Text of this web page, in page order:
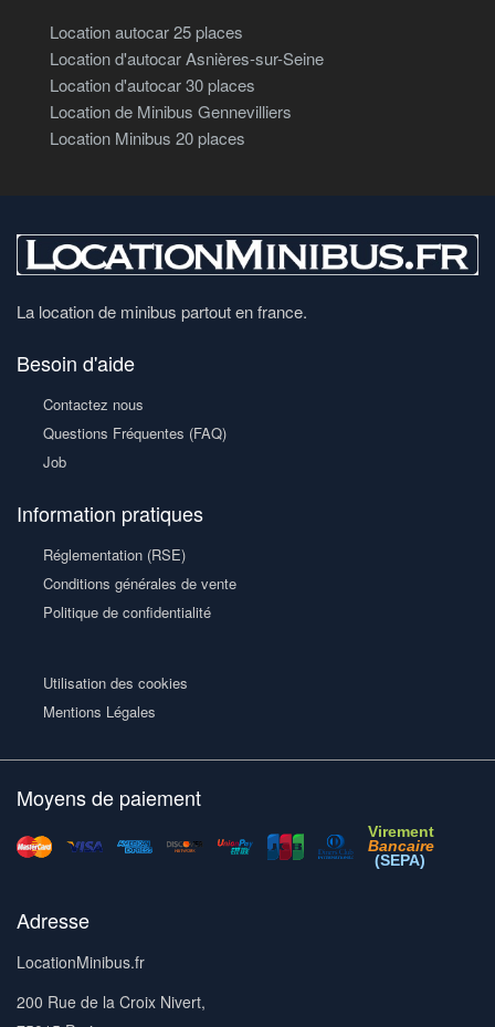
Location autocar 25 places
Location d'autocar Asnières-sur-Seine
Location d'autocar 30 places
Location de Minibus Gennevilliers
Location Minibus 20 places
La location de minibus partout en france.
Besoin d'aide
Contactez nous
Questions Fréquentes (FAQ)
Job
Information pratiques
Réglementation (RSE)
Conditions générales de vente
Politique de confidentialité
Utilisation des cookies
Mentions Légales
Moyens de paiement
Virement
Bancaire
(SEPA)
Adresse
LocationMinibus.fr
200 Rue de la Croix Nivert,